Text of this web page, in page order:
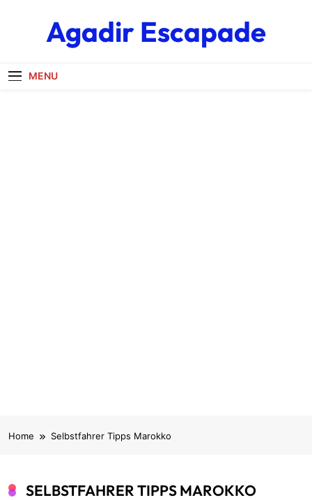
Agadir Escapade
MENU
Home Selbstfahrer Tipps Marokko
SELBSTFAHRER TIPPS MAROKKO